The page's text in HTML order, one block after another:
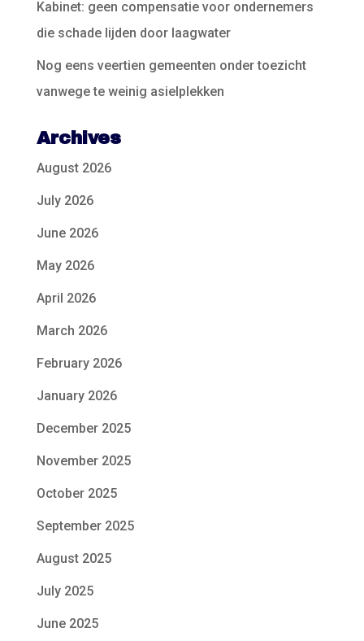
Kabinet: geen compensatie voor ondernemers
die schade lijden door laagwater
Nog eens veertien gemeenten onder toezicht
vanwege te weinig asielplekken
Archives
August 2026
July 2026
June 2026
May 2026
April 2026
March 2026
February 2026
January 2026
December 2025
November 2025
October 2025
September 2025
August 2025
July 2025
June 2025